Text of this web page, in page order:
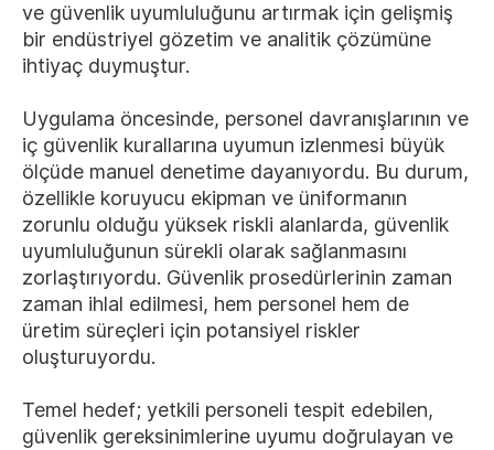
ve güvenlik uyumluluğunu artırmak için gelişmiş
bir endüstriyel gözetim ve analitik çözümüne
ihtiyaç duymuştur.
Uygulama öncesinde, personel davranışlarının ve
iç güvenlik kurallarına uyumun izlenmesi büyük
ölçüde manuel denetime dayanıyordu. Bu durum,
özellikle koruyucu ekipman ve üniformanın
zorunlu olduğu yüksek riskli alanlarda, güvenlik
uyumluluğunun sürekli olarak sağlanmasını
zorlaştırıyordu. Güvenlik prosedürlerinin zaman
zaman ihlal edilmesi, hem personel hem de
üretim süreçleri için potansiyel riskler
oluşturuyordu.
Temel hedef; yetkili personeli tespit edebilen,
güvenlik gereksinimlerine uyumu doğrulayan ve